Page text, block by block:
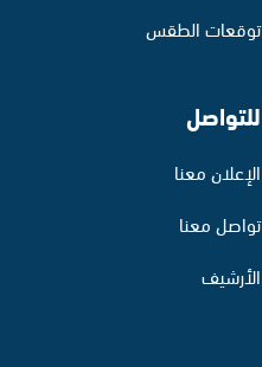
توقعات الطقس
للتواصل
الإعلان معنا
تواصل معنا
الأرشيف